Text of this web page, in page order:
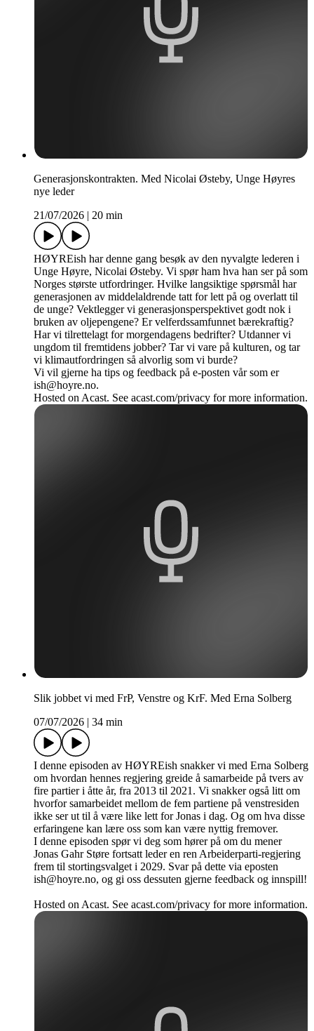
Generasjonskontrakten. Med Nicolai Østeby, Unge Høyres
nye leder
21/07/2026 | 20 min
HØYREish har denne gang besøk av den nyvalgte lederen i
Unge Høyre, Nicolai Østeby. Vi spør ham hva han ser på som
Norges største utfordringer. Hvilke langsiktige spørsmål har
generasjonen av middelaldrende tatt for lett på og overlatt til
de unge? Vektlegger vi generasjonsperspektivet godt nok i
bruken av oljepengene? Er velferdssamfunnet bærekraftig?
Har vi tilrettelagt for morgendagens bedrifter? Utdanner vi
ungdom til fremtidens jobber? Tar vi vare på kulturen, og tar
vi klimautfordringen så alvorlig som vi burde?
Vi vil gjerne ha tips og feedback på e-posten vår som er
ish@hoyre.no.
Hosted on Acast. See acast.com/privacy for more information.
Slik jobbet vi med FrP, Venstre og KrF. Med Erna Solberg
07/07/2026 | 34 min
I denne episoden av HØYREish snakker vi med Erna Solberg
om hvordan hennes regjering greide å samarbeide på tvers av
fire partier i åtte år, fra 2013 til 2021. Vi snakker også litt om
hvorfor samarbeidet mellom de fem partiene på venstresiden
ikke ser ut til å være like lett for Jonas i dag. Og om hva disse
erfaringene kan lære oss som kan være nyttig fremover.
I denne episoden spør vi deg som hører på om du mener
Jonas Gahr Støre fortsatt leder en ren Arbeiderparti-regjering
frem til stortingsvalget i 2029. Svar på dette via eposten
ish@hoyre.no, og gi oss dessuten gjerne feedback og innspill!
Hosted on Acast. See acast.com/privacy for more information.